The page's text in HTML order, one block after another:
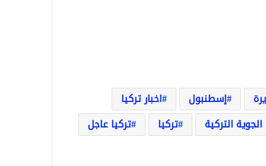
إسطنبول
اخبار تركيا
الجوية التركية
تركيا تركيا عاجل